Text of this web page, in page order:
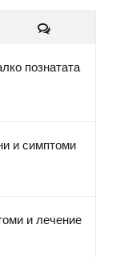
Коментари
познатата
и симптоми
и лечение